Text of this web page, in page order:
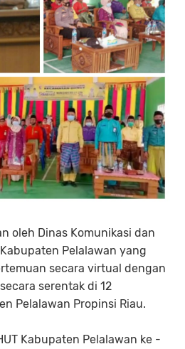
oleh Dinas Komunikasi dan
Pelalawan yang
secara virtual dengan
serentak di 12
Pelalawan Propinsi Riau.
Kabupaten Pelalawan ke -